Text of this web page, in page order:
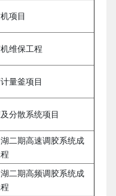
项目
机维保工程
量釜项目
分散系统项目
二期高速调胶系统成
二期高频调胶系统成